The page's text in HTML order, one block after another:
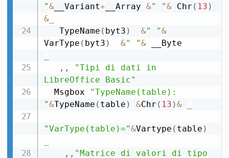
"&__Variant+ __Array &" "& Chr ( 13 )
&_
   TypeName
( byt3 ) &" "&
VarType ( byt3 ) &" "&
, ,
"Tipi di dati in
LibreOffice Basic"
  Msgbox
"TypeName(table):
"&TypeName ( table ) &Chr ( 13 )&
"VarType(table)="&Vartype ( table )
, , "Matrice di valori di tipo